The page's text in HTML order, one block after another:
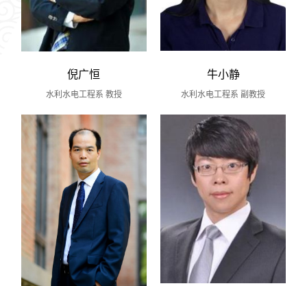
倪广恒
水利水电工程系 教授
牛小静
水利水电工程系 副教授